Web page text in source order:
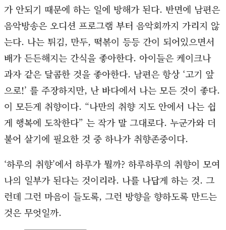
가 안되기 때문에 하는 일에 방해가 된다. 반면에 남편은
음악방송은 오디션 프로그램 부터 음악회까지 가리지 않
는다. 나는 튀김, 만두, 떡볶이 등등 간이 되어있으면서
배가 든든해지는 간식을 좋아한다. 아이들은 케이크나
과자 같은 달콤한 것을 좋아한다. 남편은 항상 ‘고기 앞
으로!’ 를 주장하지만, 난 바다에서 나는 모든 것이 좋다.
이 모든게 취향이다. “나만의 취향 지도 안에서 나는 쉽
게 행복에 도착한다” 는 작가 말 그대로다. 누군가와 더
불어 살기에 필요한 것 중 하나가 취향존중이다.
‘하루의 취향’에서 하루가 뭘까? 하루하루의 취향이 모여
나의 일부가 된다는 것이리라. 나를 나답게 하는 것. 그
런데 그런 마음이 들도록, 그런 방향을 향하도록 만드는
것은 무엇일까.